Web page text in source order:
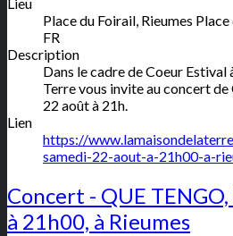
Lieu
Place du Foirail, Rieumes
FR
Description
Dans le cadre de Coeur Estival
Terre vous invite au concert
22 août à 21h.
Lien
https://
samedi-22-aout-a-21h00-a-
Concert - QUE
à 21h00, à Rieumes